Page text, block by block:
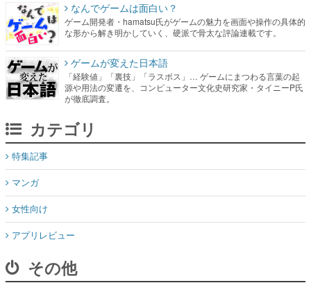
なんでゲームは面白い？
ゲーム開発者・hamatsu氏がゲームの魅力を画面や操作の具体的
な形から解き明かしていく、硬派で骨太な評論連載です。
ゲームが変えた日本語
「経験値」「裏技」「ラスボス」… ゲームにまつわる言葉の起
源や用法の変遷を、コンピューター文化史研究家・タイニーP氏
が徹底調査。
カテゴリ
特集記事
マンガ
女性向け
アプリレビュー
その他